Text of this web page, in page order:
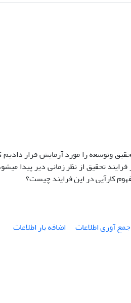
وتوسعه را مورد آزمایش قرار
فرایند تحقیق از نظر زمانی دیر پیدا
کارآیی در این فرایند چیست؟
جمع آوری اطلاعات
اضافه بار اطلاعات